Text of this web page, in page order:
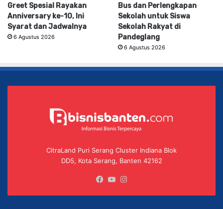
Greet Spesial Rayakan
Anniversary ke-10, Ini
Syarat dan Jadwalnya
6 Agustus 2026
Bus dan Perlengkapan
Sekolah untuk Siswa
Sekolah Rakyat di
Pandeglang
6 Agustus 2026
CitraLand Puri Serang Cluster Indiana Blok
DD5, Kota Serang, Banten 42162
Facebook
YouTube